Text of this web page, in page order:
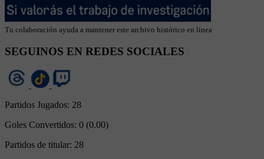
Tu colaboración ayuda a mantener este archivo histórico en línea
SEGUINOS EN REDES SOCIALES
Partidos Jugados: 28
Goles Convertidos: 0 (0.00)
Partidos de titular: 28